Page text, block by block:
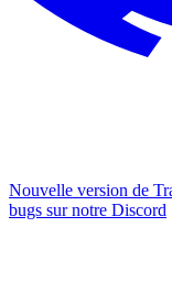
Nouvelle version de
bugs sur notre Discord